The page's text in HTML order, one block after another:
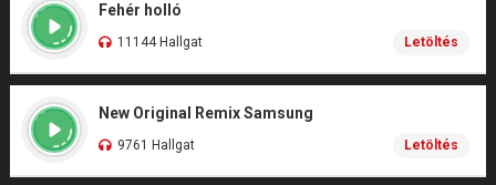
Fehér holló
11144 Hallgat Letöltés
New Original Remix Samsung
9761 Hallgat Letöltés